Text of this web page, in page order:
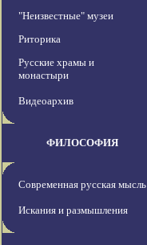
"Неизвестные" музеи
Риторика
Русские храмы и
монастыри
Видеоархив
ФИЛОСОФИЯ
Современная русская мысль
Искания и размышления